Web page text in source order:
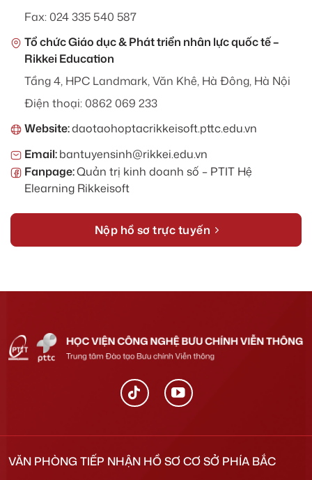
Fax: 024 335 540 587
Tổ chức Giáo dục & Phát triển nhân lực quốc tế –
Rikkei Education
Tầng 4, HPC Landmark, Văn Khê, Hà Đông, Hà Nội
Điện thoại: 0862 069 233
Website:daotaohoptacrikkeisoft.pttc.edu.vn
Email:bantuyensinh@rikkei.edu.vn
Fanpage:Quản trị kinh doanh số – PTIT Hệ
Elearning Rikkeisoft
Nộp hồ sơ trực tuyến
VĂN PHÒNG TIẾP NHẬN HỒ SƠ CƠ SỞ PHÍA BẮC